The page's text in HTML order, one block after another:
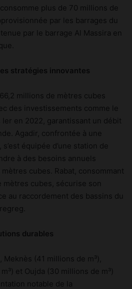
plus de 70 millions de
par les barrages du
par le barrage Al Massira en
stratégies innovantes
millions de mètres cubes
des investissements comme le
en 2022, garantissant un débit
Agadir, confrontée à une
équipée d’une station de
à des besoins annuels
cubes. Rabat, consommant
cubes, sécurise son
au raccordement des bassins du
durables
(41 millions de m³),
et Oujda (30 millions de m³)
notable de la